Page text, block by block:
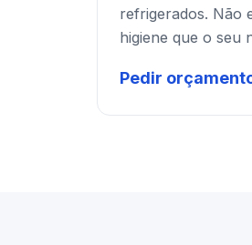
refrigerados. Não
higiene que o seu
Pedir